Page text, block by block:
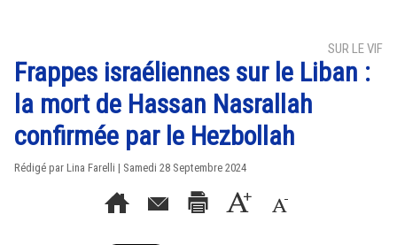
SUR LE VIF
Frappes israéliennes sur le Liban :
la mort de Hassan Nasrallah
confirmée par le Hezbollah
Rédigé par Lina Farelli | Samedi 28 Septembre 2024